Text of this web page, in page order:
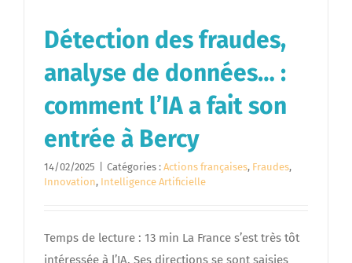
Détection des fraudes,
analyse de données… :
comment l’IA a fait son
entrée à Bercy
14/02/2025 Catégories : Actions françaises, Fraudes,
Innovation, Intelligence Artificielle
Temps de lecture : 13 min La France s’est très tôt
intéressée à l’IA. Ses directions se sont saisies